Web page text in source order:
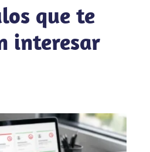
que te
interesar